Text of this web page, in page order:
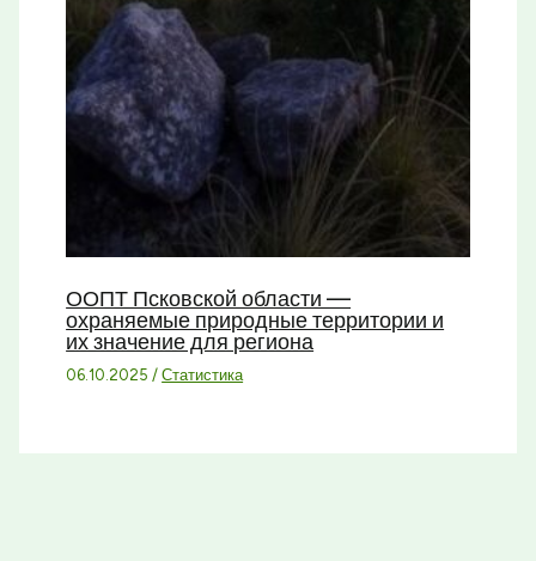
ООПТ Псковской области —
охраняемые природные территории и
их значение для региона
06.10.2025/Статистика